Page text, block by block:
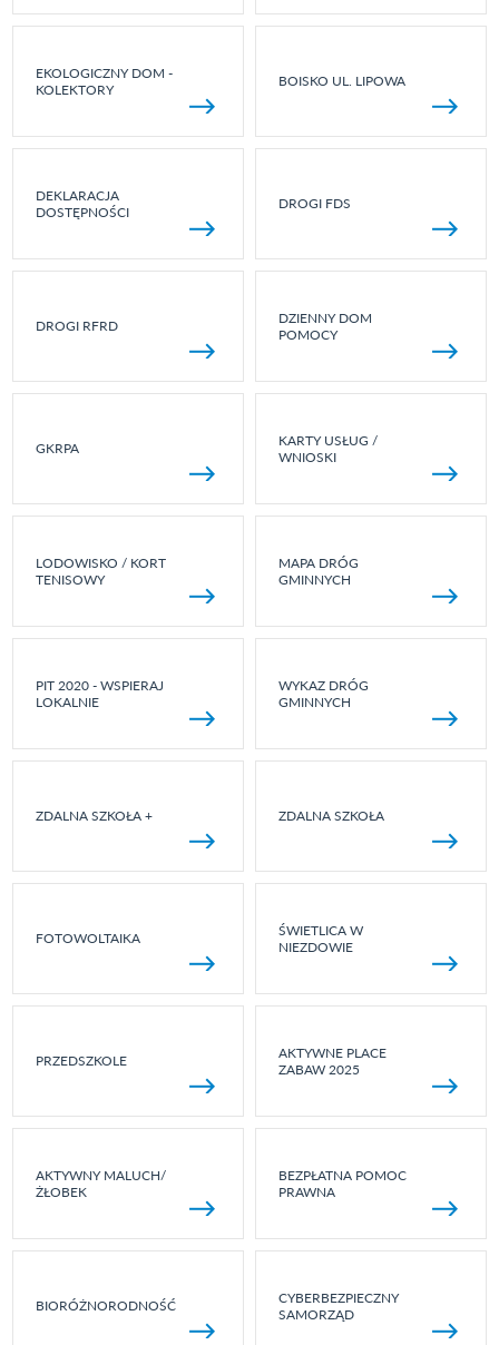
EKOLOGICZNY DOM -
KOLEKTORY
BOISKO UL. LIPOWA
DEKLARACJA
DOSTĘPNOŚCI
DROGI FDS
DROGI RFRD
DZIENNY DOM
POMOCY
GKRPA
KARTY USŁUG /
WNIOSKI
LODOWISKO / KORT
TENISOWY
MAPA DRÓG
GMINNYCH
PIT 2020 - WSPIERAJ
LOKALNIE
WYKAZ DRÓG
GMINNYCH
ZDALNA SZKOŁA + ZDALNA SZKOŁA
FOTOWOLTAIKA
ŚWIETLICA W
NIEZDOWIE
PRZEDSZKOLE
AKTYWNE PLACE
ZABAW 2025
AKTYWNY MALUCH/
ŻŁOBEK
BEZPŁATNA POMOC
PRAWNA
BIORÓŻNORODNOŚĆ
CYBERBEZPIECZNY
SAMORZĄD